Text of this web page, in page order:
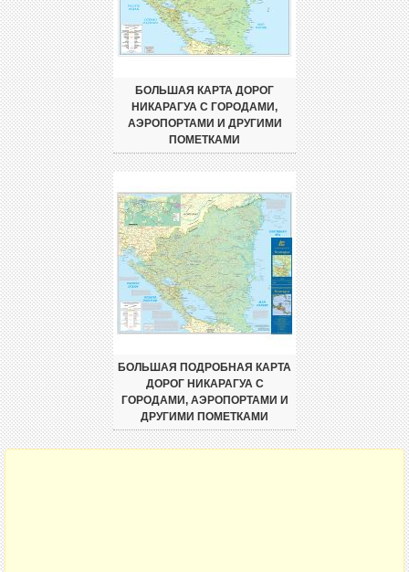
БОЛЬШАЯ КАРТА ДОРОГ
НИКАРАГУА С ГОРОДАМИ,
АЭРОПОРТАМИ И ДРУГИМИ
ПОМЕТКАМИ
БОЛЬШАЯ ПОДРОБНАЯ КАРТА
ДОРОГ НИКАРАГУА С
ГОРОДАМИ, АЭРОПОРТАМИ И
ДРУГИМИ ПОМЕТКАМИ